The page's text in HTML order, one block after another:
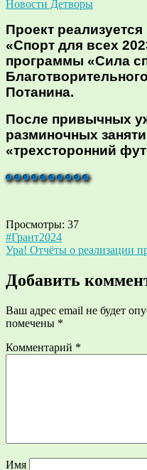
Новости Детворы
Проект
«Спорт для всех
программы «Сила
Потанина.
После привычных
разминочных
«трехсторонний
Просмотры: 37
Навигация
по
записям
#Грант2024
Ура! Отчёты о реализации
Добавить
Ваш адрес email не будет
помечены *
Комментарий *
Имя